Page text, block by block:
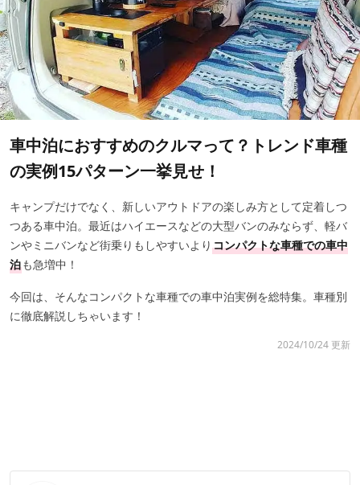
車中泊におすすめのクルマって？トレンド車種
の実例15パターン一挙見せ！
キャンプだけでなく、新しいアウトドアの楽しみ方として定着しつ
つある車中泊。最近はハイエースなどの大型バンのみならず、軽バ
ンやミニバンなど街乗りもしやすいより コンパクトな車種での車中
泊も急増中！
今回は、そんなコンパクトな車種での車中泊実例を総特集。車種別
に徹底解説しちゃいます！
2024/10/24 更新